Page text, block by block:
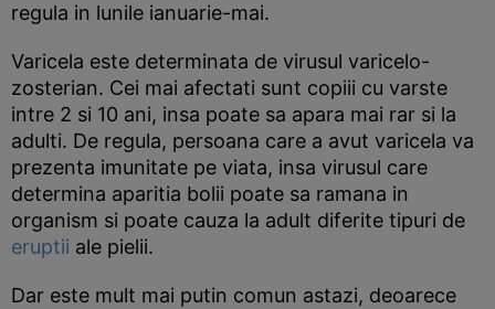
regula in lunile ianuarie-mai.
Varicela este determinata de virusul varicelo-
zosterian. Cei mai afectati sunt copiii cu varste
intre 2 si 10 ani, insa poate sa apara mai rar si la
adulti. De regula, persoana care a avut varicela va
prezenta imunitate pe viata, insa virusul care
determina aparitia bolii poate sa ramana in
organism si poate cauza la adult diferite tipuri de
eruptii ale pielii.
Dar este mult mai putin comun astazi, deoarece